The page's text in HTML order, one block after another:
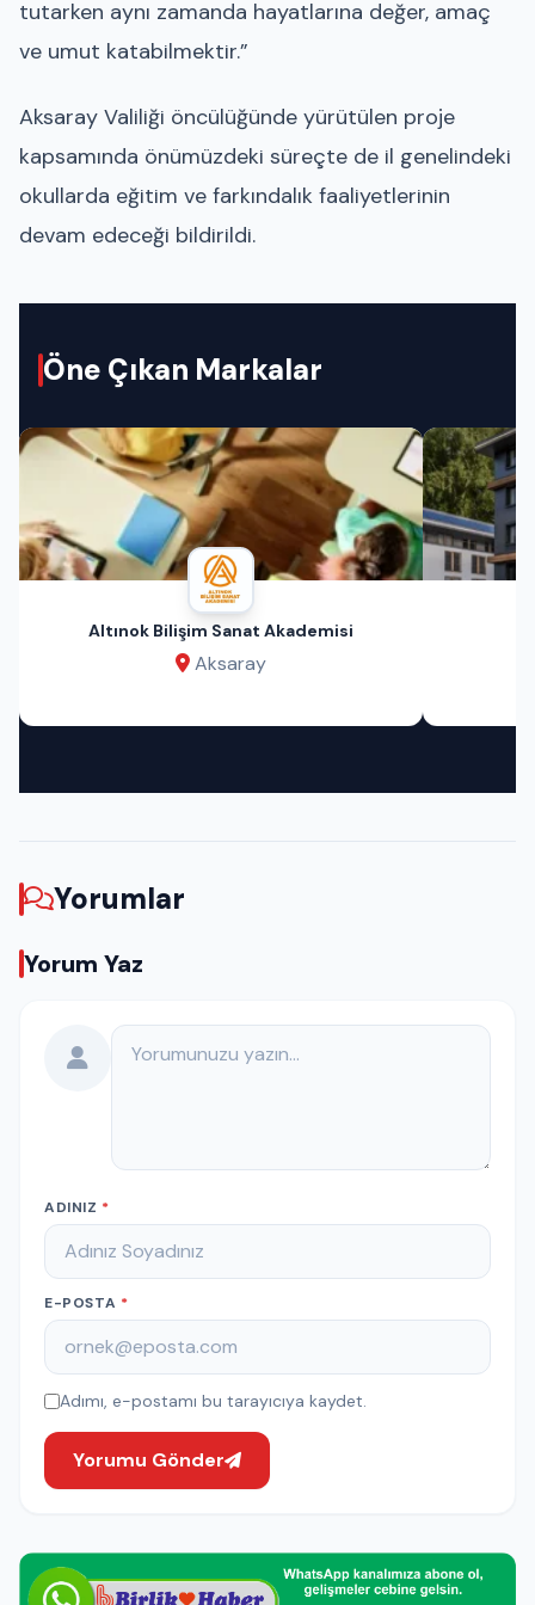
tutarken aynı zamanda hayatlarına değer, amaç
ve umut katabilmektir.”
Aksaray Valiliği öncülüğünde yürütülen proje
kapsamında önümüzdeki süreçte de il genelindeki
okullarda eğitim ve farkındalık faaliyetlerinin
devam edeceği bildirildi.
Öne Çıkan Markalar
Altınok Bilişim Sanat Akademisi
Aksaray
Yorumlar
Yorum Yaz
Yorumunuz
ADINIZ *
E-POSTA *
Adımı, e-postamı bu tarayıcıya kaydet.
Yorumu Gönder